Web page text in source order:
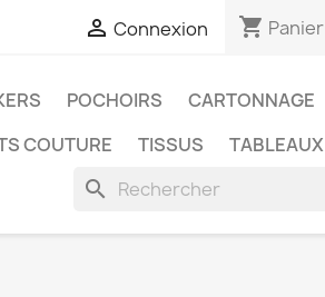
 Connexion shopping_cart Panier
POCHOIRS
CARTONNAGE
COUTURE TISSUS TABLEAUX
search